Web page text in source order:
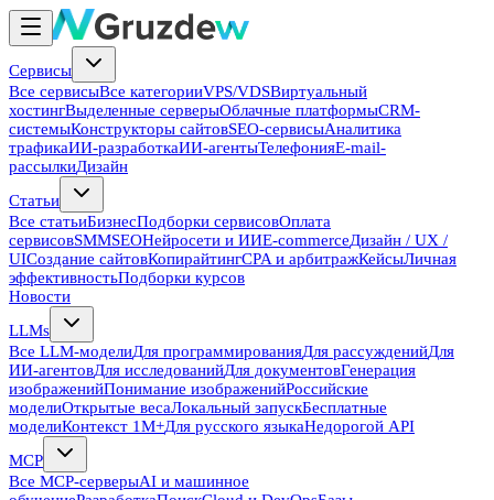
Сервисы
Все сервисыВсе категорииVPS/VDSВиртуальный
хостингВыделенные серверыОблачные платформыCRM-
системыКонструкторы сайтовSEO-сервисыАналитика
трафикаИИ-разработкаИИ-агентыТелефонияE-mail-
рассылкиДизайн
Статьи
Все статьиБизнесПодборки сервисовОплата
сервисовSMMSEOНейросети и ИИE-commerceДизайн / UX /
UIСоздание сайтовКопирайтингCPA и арбитражКейсыЛичная
эффективностьПодборки курсов
Новости
LLMs
Все LLM-моделиДля программированияДля рассужденийДля
ИИ-агентовДля исследованийДля документовГенерация
изображенийПонимание изображенийРоссийские
моделиОткрытые весаЛокальный запускБесплатные
моделиКонтекст 1M+Для русского языкаНедорогой API
MCP
Все MCP-серверыAI и машинное